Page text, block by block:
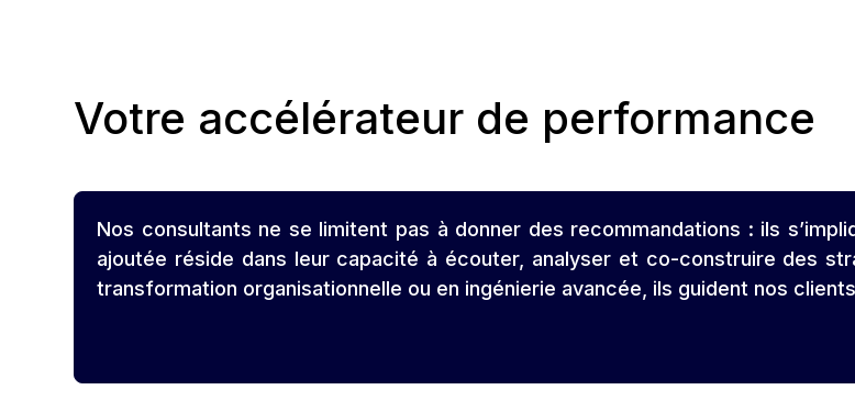
Votre accélérateur de performance
Nos consultants ne se limitent pas à donner des recommandations : ils
ajoutée réside dans leur capacité à écouter, analyser et co-construire des
transformation organisationnelle ou en ingénierie avancée, ils guident nos